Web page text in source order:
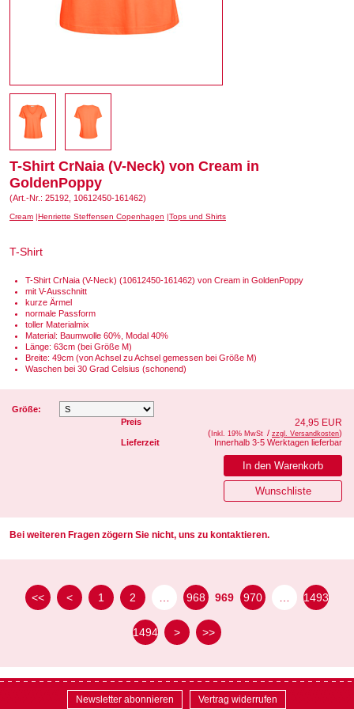
T-Shirt CrNaia (V-Neck) von Cream in
GoldenPoppy
(Art.-Nr.: 25192, 10612450-161462)
Cream Henriette Steffensen Copenhagen Tops und Shirts
T-Shirt
T-Shirt CrNaia (V-Neck) (10612450-161462) von Cream in GoldenPoppy
mit V-Ausschnitt
kurze Ärmel
normale Passform
toller Materialmix
Material: Baumwolle 60%, Modal 40%
Länge: 63cm (bei Größe M)
Breite: 49cm (von Achsel zu Achsel gemessen bei Größe M)
Waschen bei 30 Grad Celsius (schonend)
Größe:
Preis
24,95 EUR
( Inkl. 19% MwSt / zzgl. Versandkosten)
Lieferzeit
Innerhalb 3-5 Werktagen lieferbar
Bei weiteren Fragen zögern Sie nicht, uns zu kontaktieren.
<< < 1 2 968 969 970 1493
1494 > >>
Newsletter abonnieren Vertrag widerrufen